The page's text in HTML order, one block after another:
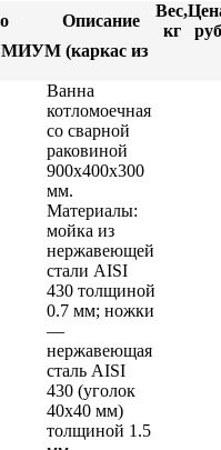
со встроенным
и
протирки
машины
оборудование
санузлов и
мыла
устройства
Описание
Вес,
кг
(каркас из
Ванна
котломоечная
со сварной
раковиной
900х400х300
мм.
Материалы:
мойка из
нержавеющей
стали AISI
430 толщиной
0.7 мм; ножки
—
нержавеющая
сталь AISI
430 (уголок
40х40 мм)
толщиной 1.5